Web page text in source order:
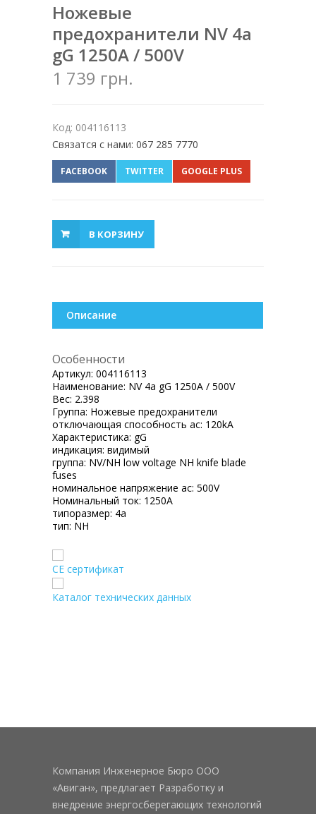
Ножевые
предохранители NV 4a
gG 1250A / 500V
1 739 грн.
Код: 004116113
Связатся с нами: 067 285 7770
FACEBOOK TWITTER GOOGLE PLUS
В КОРЗИНУ
Описание
Особенности
Артикул: 004116113
Наименование: NV 4a gG 1250A / 500V
Вес: 2.398
Группа: Ножевые предохранители
отключающая способность ac: 120kA
Характеристика: gG
индикация: видимый
группа: NV/NH low voltage NH knife blade
fuses
номинальное напряжение ac: 500V
Номинальный ток: 1250A
типоразмер: 4a
тип: NH
CE сертификат
Каталог технических данных
Компания Инженерное Бюро ООО
«Авиган», предлагает Разработку и
внедрение энергосберегающих технологий